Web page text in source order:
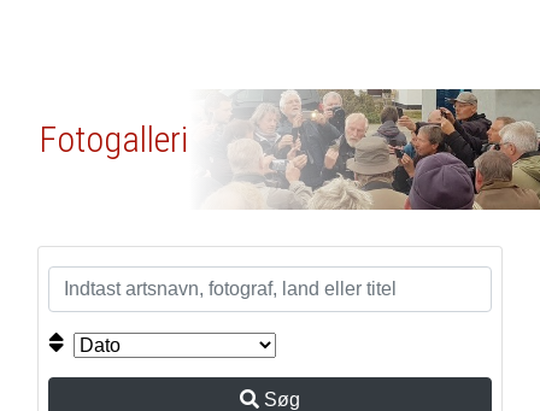
Fotogalleri
Søg